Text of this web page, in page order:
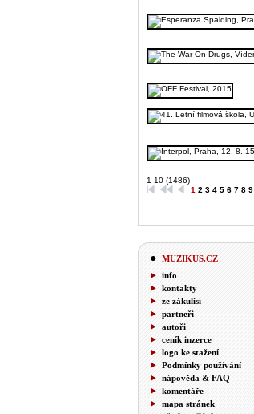
1-10 (1486)
1 2 3 4 5 6 7 8 9
MUZIKUS.CZ
info
kontakty
ze zákulisí
partneři
autoři
ceník inzerce
logo ke stažení
Podmínky používání
nápověda & FAQ
komentáře
mapa stránek